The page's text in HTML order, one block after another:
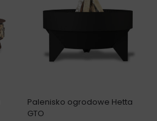
Palenisko ogrodowe Hetta
GTO